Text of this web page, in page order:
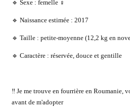
🔹 Sexe : femelle ♀️
🔹 Naissance estimée : 2017
🔹 Taille : petite-moyenne (12,2 kg en
🔹 Caractère : réservée, douce et gentille
‼️ Je me trouve en fourrière en Roumanie,
avant de m'adopter